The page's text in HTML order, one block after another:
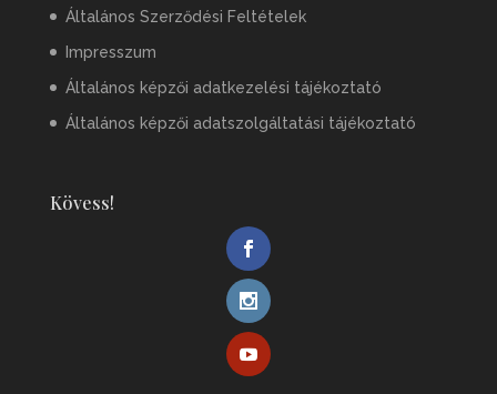
Általános Szerződési Feltételek
Impresszum
Általános képzői adatkezelési tájékoztató
Általános képzői adatszolgáltatási tájékoztató
Kövess!